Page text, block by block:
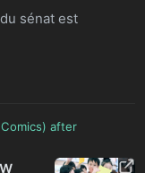
sénat est
after